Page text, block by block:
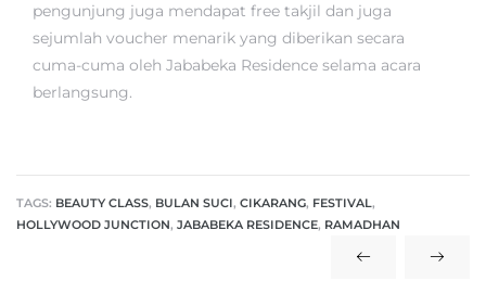
pengunjung juga mendapat free takjil dan juga
sejumlah voucher menarik yang diberikan secara
cuma-cuma oleh Jababeka Residence selama acara
berlangsung.
TAGS: BEAUTY CLASS, BULAN SUCI, CIKARANG, FESTIVAL,
HOLLYWOOD JUNCTION, JABABEKA RESIDENCE, RAMADHAN